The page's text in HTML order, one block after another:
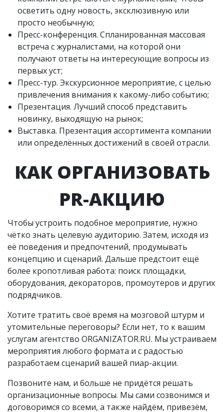
осветить одну новость, эксклюзивную или
просто необычную;
Пресс-конференция. Спланированная массовая
встреча с журналистами, на которой они
получают ответы на интересующие вопросы из
первых уст;
Пресс-тур. Экскурсионное мероприятие, с целью
привлечения внимания к какому-либо событию;
Презентация. Лучший способ представить
новинку, выходящую на рынок;
Выставка. Презентация ассортимента компании
или определённых достижений в своей отрасли.
КАК ОРГАНИЗОВАТЬ
PR-АКЦИЮ
Чтобы устроить подобное мероприятие, нужно
чётко знать целевую аудиторию. Затем, исходя из
её поведения и предпочтений, продумывать
концепцию и сценарий. Дальше предстоит ещё
более кропотливая работа: поиск площадки,
оборудования, декораторов, промоутеров и других
подрядчиков.
Хотите тратить своё время на мозговой штурм и
утомительные переговоры? Если нет, то к вашим
услугам агентство ORGANIZATOR.RU. Мы устраиваем
мероприятия любого формата и с радостью
разработаем сценарий вашей пиар-акции.
Позвоните нам, и больше не придётся решать
организационные вопросы. Мы сами созвонимся и
договоримся со всеми, а также найдём, привезём,